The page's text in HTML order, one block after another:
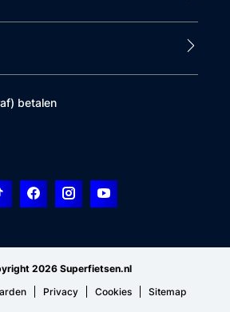
betalen
2026 Superfietsen.nl
Privacy Cookies Sitemap